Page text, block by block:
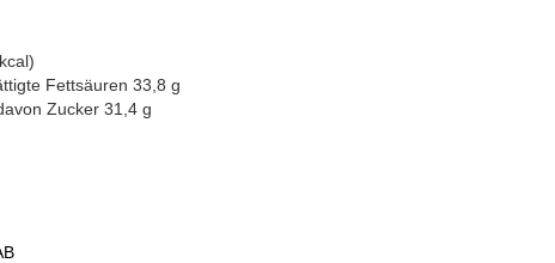
Fettsäuren 33,8 g
Zucker 31,4 g